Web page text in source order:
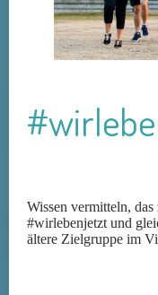
Wissen vermitteln,
#wirlebenjetzt und
ältere Zielgruppe im